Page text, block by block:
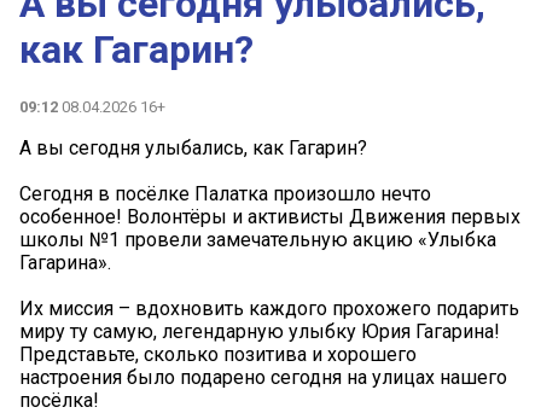
как Гагарин?
09:12 08.04.2026 16+
А вы сегодня улыбались, как Гагарин?
Сегодня в посёлке Палатка произошло нечто
особенное! Волонтёры и активисты Движения первых
школы №1 провели замечательную акцию «Улыбка
Гагарина».
Их миссия – вдохновить каждого прохожего подарить
миру ту самую, легендарную улыбку Юрия Гагарина!
Представьте, сколько позитива и хорошего
настроения было подарено сегодня на улицах нашего
посёлка!